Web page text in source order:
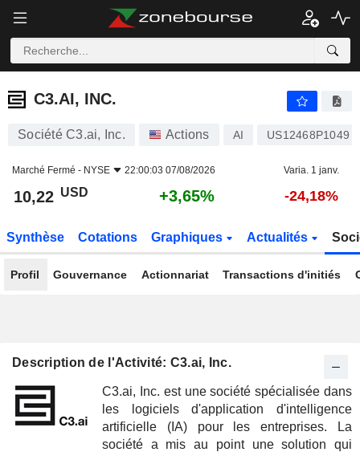
C3.AI, INC.
C3.AI, INC.
Société C3.ai, Inc. Actions AI US12468P1049
Marché Fermé - NYSE 22:00:03 07/08/2026 Varia. 1 janv.
10,22 USD +3,65% -24,18%
Synthèse Cotations Graphiques Actualités
Profil Gouvernance Actionnariat Transactions d'initiés
Description de l'Activité: C3.ai, Inc.
C3.ai, Inc. est une société spécialisée dans
les logiciels d'application d'intelligence
artificielle (IA) pour les entreprises. La
société a mis au point une solution qui